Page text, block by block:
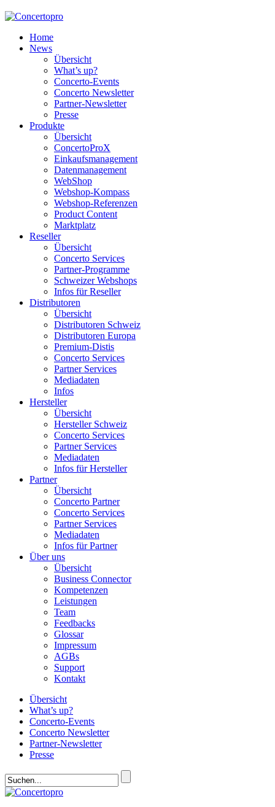
Home
News
Übersicht
What’s up?
Concerto-Events
Concerto Newsletter
Partner-Newsletter
Presse
Produkte
Übersicht
ConcertoProX
Einkaufsmanagement
Datenmanagement
WebShop
Webshop-Kompass
Webshop-Referenzen
Product Content
Marktplatz
Reseller
Übersicht
Concerto Services
Partner-Programme
Schweizer Webshops
Infos für Reseller
Distributoren
Übersicht
Distributoren Schweiz
Distributoren Europa
Premium-Distis
Concerto Services
Partner Services
Mediadaten
Infos
Hersteller
Übersicht
Hersteller Schweiz
Concerto Services
Partner Services
Mediadaten
Infos für Hersteller
Partner
Übersicht
Concerto Partner
Concerto Services
Partner Services
Mediadaten
Infos für Partner
Über uns
Übersicht
Business Connector
Kompetenzen
Leistungen
Team
Feedbacks
Glossar
Impressum
AGBs
Support
Kontakt
Übersicht
What’s up?
Concerto-Events
Concerto Newsletter
Partner-Newsletter
Presse